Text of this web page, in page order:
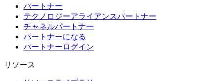
パートナー
テクノロジーアライアンスパートナー
チャネルパートナー
パートナーになる
パートナーログイン
リソース